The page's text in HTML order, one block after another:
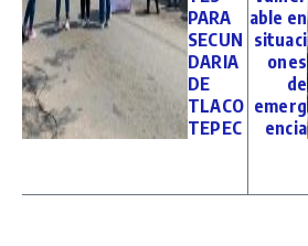
PARA
SECUN
DARIA
DE
TLACO
TEPEC
able en
situaci
ones
de
emerg
encia